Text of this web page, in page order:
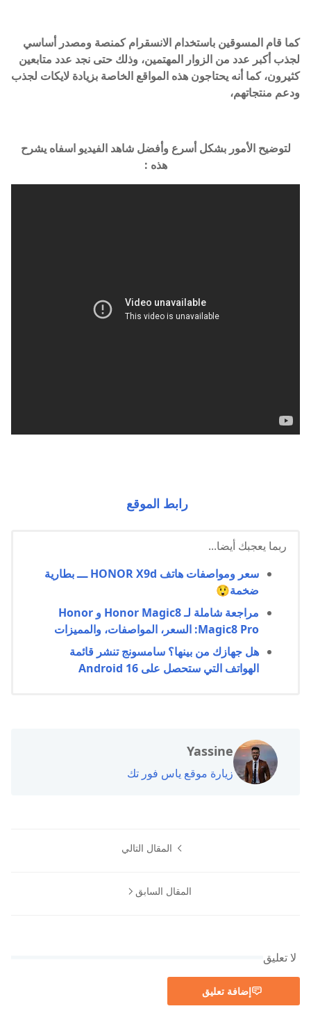
كما قام المسوقين باستخدام الانسقرام كمنصة ومصدر أساسي
لجذب أكبر عدد من الزوار المهتمين، وذلك حتى نجد عدد متابعين
كثيرون، كما أنه يحتاجون هذه المواقع الخاصة بزيادة لايكات لجذب
ودعم منتجاتهم،
لتوضيح الأمور بشكل أسرع وأفضل شاهد الفيديو اسفاه يشرح
هذه :
رابط الموقع
ربما يعجبك أيضا...
سعر ومواصفات هاتف HONOR X9d ـــ بطارية
ضخمة😲
مراجعة شاملة لـ Honor Magic8 و Honor
Magic8 Pro: السعر، المواصفات، والمميزات
هل جهازك من بينها؟ سامسونج تنشر قائمة
الهواتف التي ستحصل على Android 16
Yassine
زيارة موقع ياس فور تك
المقال التالي
المقال السابق
لا تعليق
إضافة تعليق